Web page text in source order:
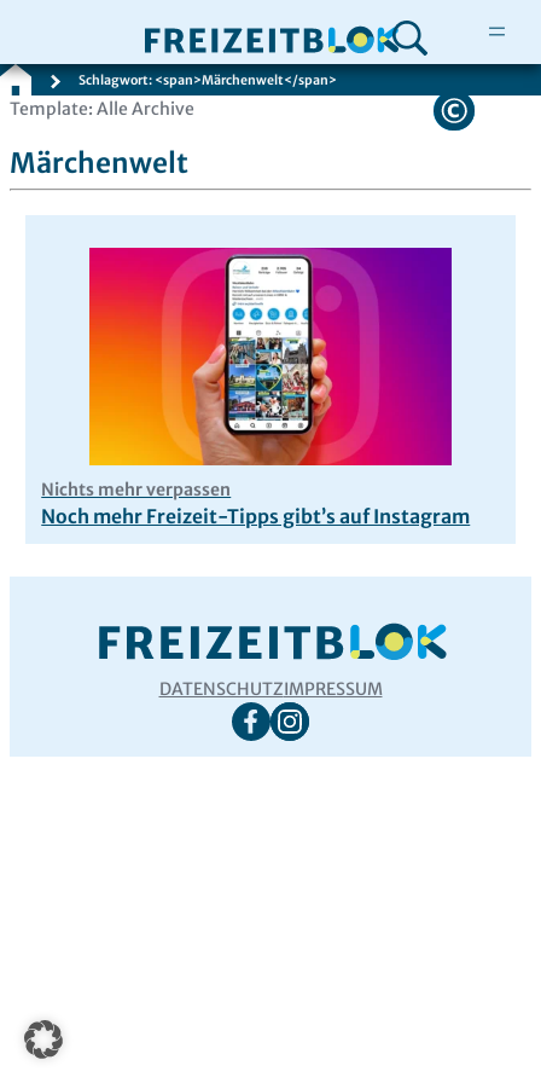
Zum
springen
Schlagwort: <span>Märchenwelt</span>
Template: Alle Archive
Märchenwelt
Nichts mehr verpassen
Noch mehr Freizeit-Tipps gibt’s auf Instagram
DATENSCHUTZIMPRESSUM